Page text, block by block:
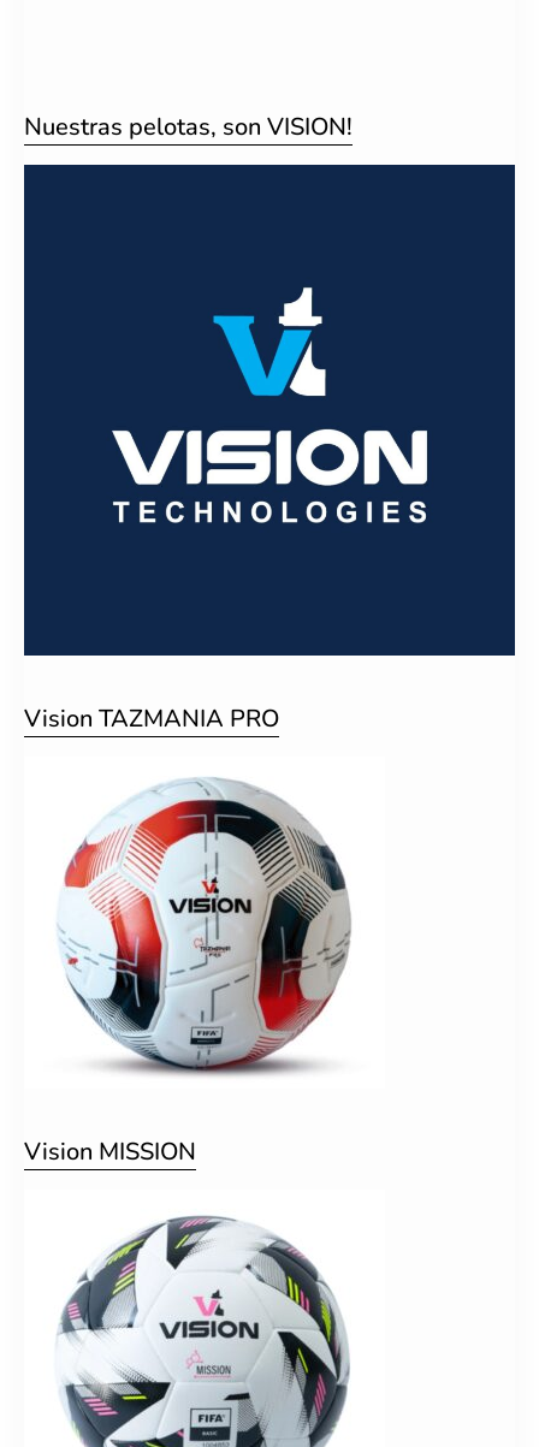
Nuestras pelotas, son VISION!
Vision TAZMANIA PRO
Vision MISSION